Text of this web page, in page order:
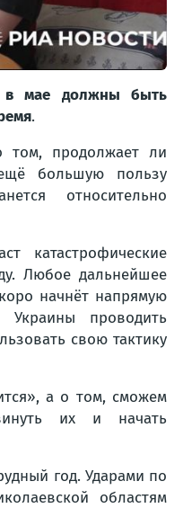
в мае должны быть
.
том, продолжает ли
большую пользу
относительно
катастрофические
Любое дальнейшее
начнёт напрямую
Украины проводить
свою тактику
а о том, сможем
их и начать
год. Ударами по
областям